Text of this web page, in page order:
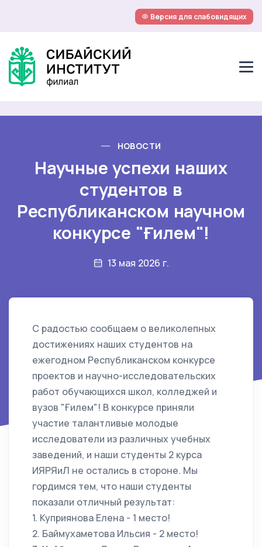
Версия для слабовидящих
НОВОСТИ
Научные успехи наших
студентов в
Республиканском научном
конкурсе "Ғилем"!
13 мая 2026 г.
С радостью сообщаем о великолепных
достижениях наших студентов на
ежегодном Республиканском конкурсе
проектов и научно-исследовательских
работ обучающихся школ, колледжей и
вузов "Ғилем"! В конкурсе приняли
участие талантливые молодые
исследователи из различных учебных
заведений, и наши студенты 2 курса
ИЯРЯиЛ не остались в стороне. Мы
гордимся тем, что наши студенты
показали отличный результат:
1. Куприянова Елена - 1 место!
2. Баймухаметова Ильсия - 2 место!